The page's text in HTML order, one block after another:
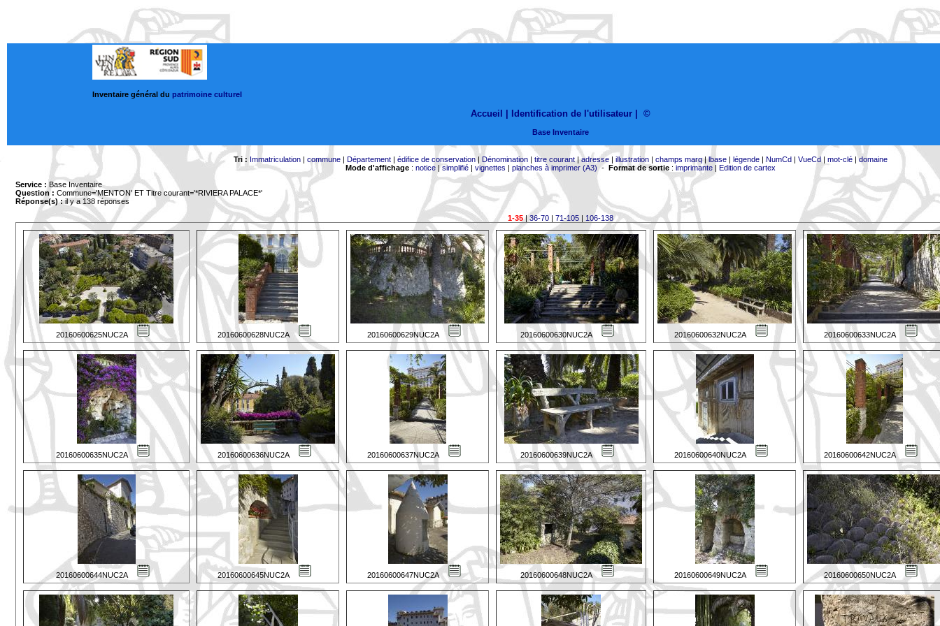
Inventaire général du patrimoine culturel
Accueil | Identification de l'utilisateur ©
Base Inventaire
Tri : Immatriculation| commune| Département| édifice de conservation| Dénomination| titre courant|adresse| illustration| champs marq|lbase| légende| NumCd| VueCd| mot-clé|domaine
Mode d'affichage: notice|simplifié| vignettes | planches à imprimer (A3) - Format de sortie: imprimante| Edition de cartex
Service : Base Inventaire
Question : Commune='MENTON' ET Titre courant='*RIVIERA PALACE*'
Réponse(s) :il y a 138 réponses
1-35|36-70| 71-105| 106-138
20160600625NUC2A 20160600628NUC2A 20160600629NUC2A 20160600630NUC2A 20160600632NUC2A 20160600633NUC2A
20160600635NUC2A 20160600636NUC2A 20160600637NUC2A 20160600639NUC2A 20160600640NUC2A 20160600642NUC2A
20160600644NUC2A 20160600645NUC2A 20160600647NUC2A 20160600648NUC2A 20160600649NUC2A 20160600650NUC2A